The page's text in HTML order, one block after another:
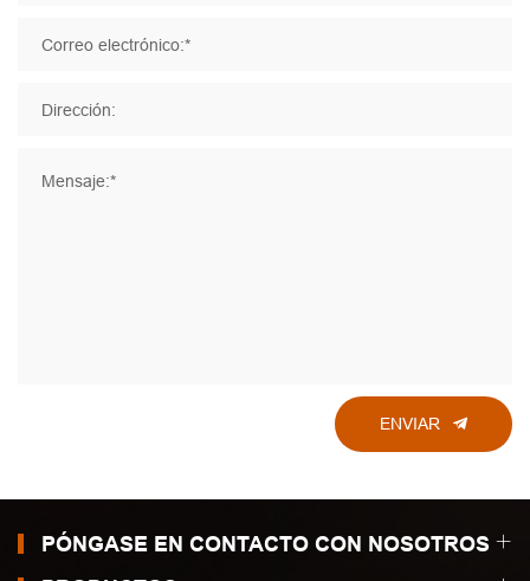
Correo electrónico:*
Dirección:
Mensaje:*
ENVIAR
PÓNGASE EN CONTACTO CON NOSOTROS